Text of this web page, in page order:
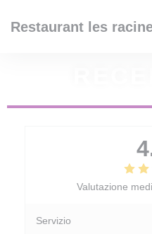
Restaurant les
Valutazione
Servizio